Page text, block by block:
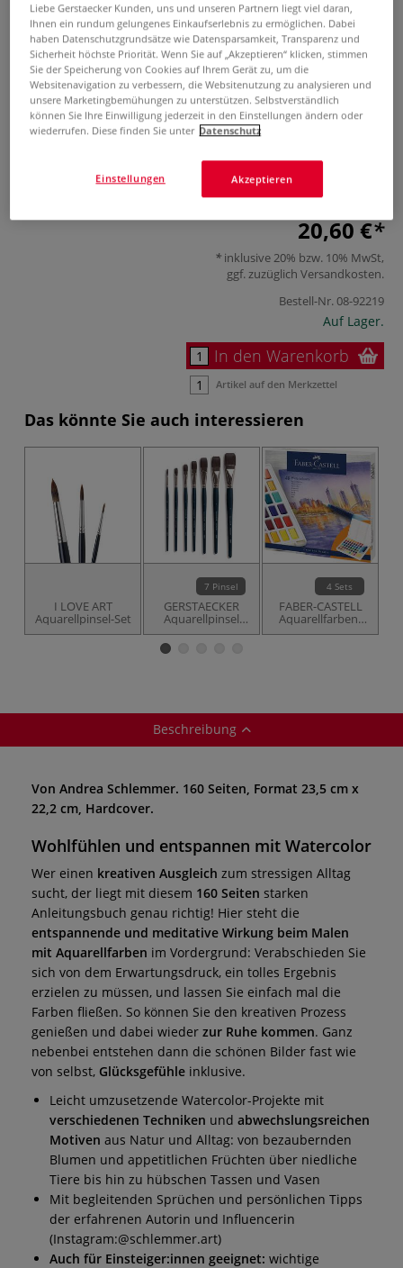
Watercolor your Mind
0 Bewertungen
Wohlfühlen und entspannen mit Watercolor. 160 Seiten
starkes Einleitungsbuch für den perfekten Einstieg.
Vorlagen und Video-Tutorials in der digateln Bibliothek.
20,60 €
inklusive 20% bzw. 10% MwSt,
ggf. zuzüglich Versandkosten.
Bestell-Nr.08-92219
Auf Lager.
In den Warenkorb
Artikel auf den Merkzettel
Das könnte Sie auch interessieren
I LOVE ART
Aquarellpinsel-Set
7 Pinsel
GERSTAECKER
Aquarellpinsel
KAZALON, flach
4 Sets
FABER-CASTELL
Aquarellfarben-
Sets
Beschreibung
Von Andrea Schlemmer. 160 Seiten, Format 23,5 cm x
22,2 cm, Hardcover.
Wohlfühlen und entspannen mit Watercolor
Wer einen kreativen Ausgleich zum stressigen Alltag
sucht, der liegt mit diesem 160 Seiten starken
Anleitungsbuch genau richtig! Hier steht die
entspannende und meditative Wirkung beim Malen
mit Aquarellfarben im Vordergrund: Verabschieden Sie
sich von dem Erwartungsdruck, ein tolles Ergebnis
erzielen zu müssen, und lassen Sie einfach mal die
Farben fließen. So können Sie den kreativen Prozess
genießen und dabei wieder zur Ruhe kommen. Ganz
nebenbei entstehen dann die schönen Bilder fast wie
von selbst, Glücksgefühle inklusive.
Leicht umzusetzende Watercolor-Projekte mit
verschiedenen Techniken und abwechslungsreichen
Motiven aus Natur und Alltag: von bezaubernden
Blumen und appetitlichen Früchten über niedliche
Tiere bis hin zu hübschen Tassen und Vasen
Mit begleitenden Sprüchen und persönlichen Tipps
der erfahrenen Autorin und Influencerin
(Instagram:@schlemmer.art)
Auch für Einsteiger:innen geeignet: wichtige
Liebe Gerstaecker Kunden, uns und unseren Partnern liegt viel daran,
Ihnen ein rundum gelungenes Einkaufserlebnis zu ermöglichen. Dabei
haben Datenschutzgrundsätze wie Datensparsamkeit, Transparenz und
Sicherheit höchste Priorität. Wenn Sie auf „Akzeptieren“ klicken, stimmen
Sie der Speicherung von Cookies auf Ihrem Gerät zu, um die
Websitenavigation zu verbessern, die Websitenutzung zu analysieren und
unsere Marketingbemühungen zu unterstützen. Selbstverständlich
können Sie Ihre Einwilligung jederzeit in den Einstellungen ändern oder
wiederrufen. Diese finden Sie unter Datenschutz
Akzeptieren
Einstellungen